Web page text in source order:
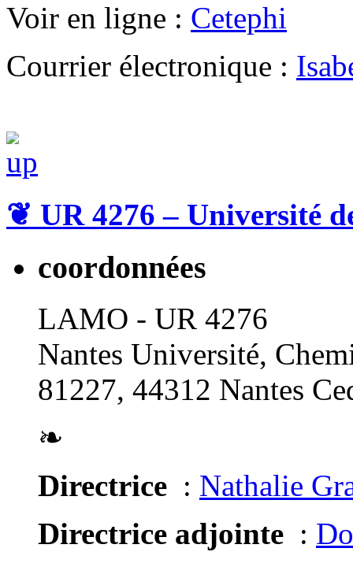
Voir en ligne : Cetephi
Courrier électronique :
❦ UR 4276 – Université
coordonnées
LAMO - UR 4276
Nantes Université,
81227, 44312 Nantes
❧
Directrice : Nathalie
Directrice adjointe :